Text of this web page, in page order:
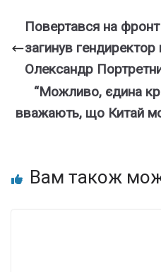
Повертався на
загинув гендиректор
Олександр
“Можливо, єдина
вважають, що Китай
Вам також